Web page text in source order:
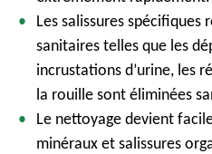
Les salissures spécifiques
sanitaires telles que les
incrustations d’urine, les
la rouille sont éliminées
Le nettoyage devient
minéraux et salissures